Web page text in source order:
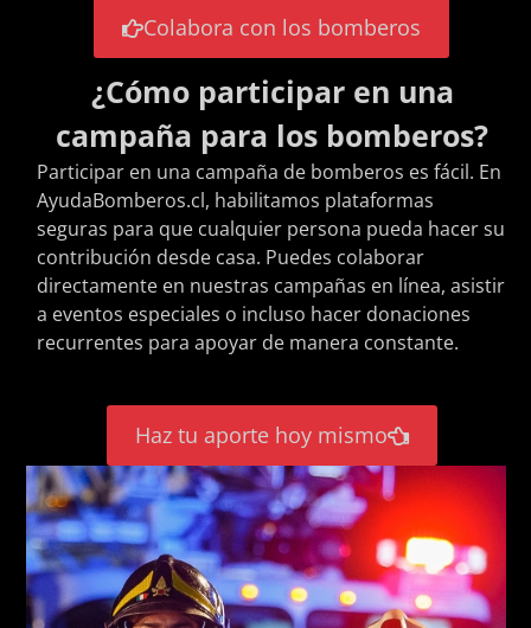
Colabora con los bomberos
¿Cómo participar en una
campaña para los bomberos?
Participar en una campaña de bomberos es fácil. En
AyudaBomberos.cl, habilitamos plataformas
seguras para que cualquier persona pueda hacer su
contribución desde casa. Puedes colaborar
directamente en nuestras campañas en línea, asistir
a eventos especiales o incluso hacer donaciones
recurrentes para apoyar de manera constante.
Haz tu aporte hoy mismo